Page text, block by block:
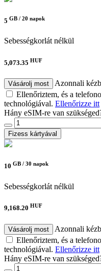
5 GB / 20 napok
Sebességkorlát nélkül
5,073.35 HUF
Vásárolj most
Azonnali
Ellenőriztem, és a
technológiával. Ellenőrizze itt
Hány eSIM-re van
Fizess kártyával
10 GB / 30 napok
Sebességkorlát nélkül
9,168.20 HUF
Vásárolj most
Azonnali
Ellenőriztem, és a
technológiával. Ellenőrizze itt
Hány eSIM-re van